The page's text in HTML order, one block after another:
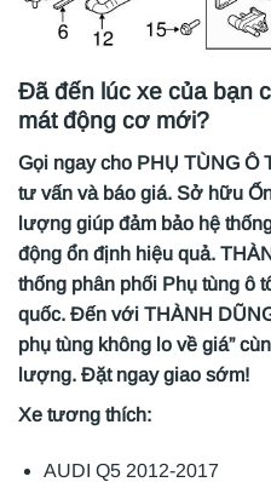
Đã đến lúc xe của bạn
mát động cơ mới?
Gọi ngay cho PHỤ TÙNG Ô
tư vấn và báo giá. Sở hữu
lượng giúp đảm bảo hệ
động ổn định hiệu quả.
thống phân phối Phụ tùng ô
quốc. Đến với THÀNH
phụ tùng không lo về giá”
lượng. Đặt ngay giao sớm!
Xe tương thích:
AUDI Q5 2012-2017